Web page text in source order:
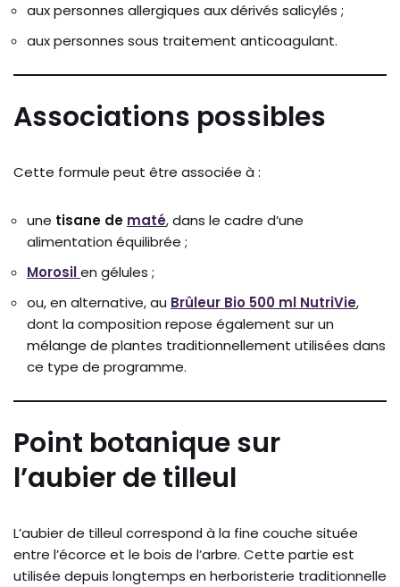
aux personnes allergiques aux dérivés salicylés ;
aux personnes sous traitement anticoagulant.
Associations possibles
Cette formule peut être associée à :
une tisane de maté, dans le cadre d’une
alimentation équilibrée ;
Morosilen gélules ;
ou, en alternative, au Brûleur Bio 500 ml NutriVie,
dont la composition repose également sur un
mélange de plantes traditionnellement utilisées dans
ce type de programme.
Point botanique sur
l’aubier de tilleul
L’aubier de tilleul correspond à la fine couche située
entre l’écorce et le bois de l’arbre. Cette partie est
utilisée depuis longtemps en herboristerie traditionnelle